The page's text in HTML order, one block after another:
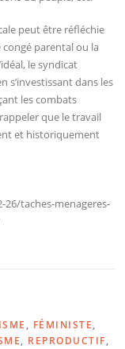
peut être réfléchie
parental ou la
le syndicat
s’investissant dans les
les combats
que le travail
et historiquement
taches-menageres-
, FÉMINISTE,
, REPRODUCTIF,